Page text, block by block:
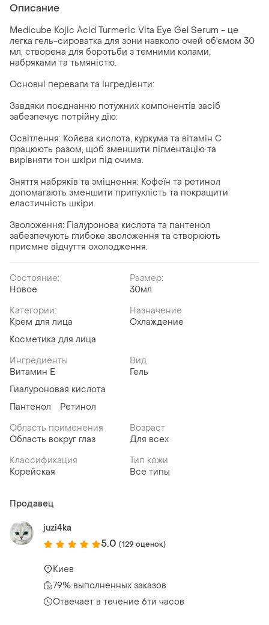
Описание
Medicube Kojic Acid Turmeric Vita Eye Gel Serum - це
легка гель-сироватка для зони навколо очей об'ємом 30
мл, створена для боротьби з темними колами,
набряками та тьмяністю.
Основні переваги та інгредієнти:
Завдяки поєднанню потужних компонентів засіб
забезпечує потрійну дію:
Освітлення: Койєва кислота, куркума та вітамін С
працюють разом, щоб зменшити пігментацію та
вирівняти тон шкіри під очима.
Зняття набряків та зміцнення: Кофеїн та ретинол
допомагають зменшити припухлість та покращити
еластичність шкіри.
Зволоження: Гіалуронова кислота та пантенол
забезпечують глибоке зволоження та створюють
приємне відчуття охолодження.
Состояние:
Новое
Размер:
30мл
Категории:
Крем для лица
Косметика для лица
Назначение
Охлаждение
Ингредиенты
Витамин Е
Гиалуроновая кислота
Пантенол
Ретинол
Вид
Гель
Область применения
Область вокруг глаз
Возраст
Для всех
Классификация
Корейская
Тип кожи
Все типы
Продавец
juzi4ka
5.0 (129 оценок)
Киев
79% выполненных заказов
Отвечает в течение 6ти часов